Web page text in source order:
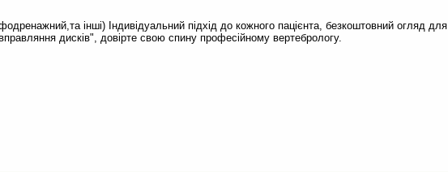
інші) Індивідуальний підхід до кожного пацієнта, безкоштовний огляд для
дисків", довірте свою спину професійному вертебрологу.